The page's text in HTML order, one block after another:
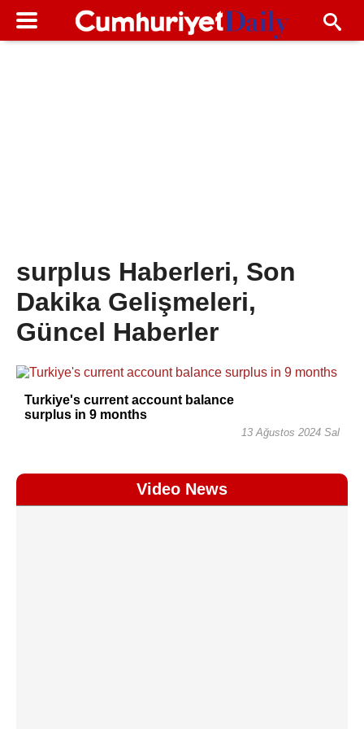
surplus Haberleri, Son
Dakika Gelişmeleri,
Güncel Haberler
Turkiye's current account balance
surplus in 9 months
13 Ağustos 2024 Sal
Video News